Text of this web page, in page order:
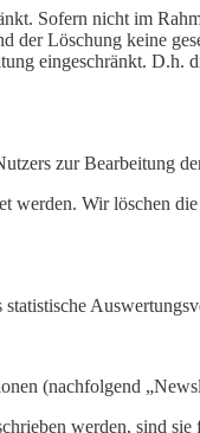
Sofern nicht im
der Löschung keine
eingeschränkt. D.h.
zur Bearbeitung
Wir löschen
(nachfolgend
werden, sind